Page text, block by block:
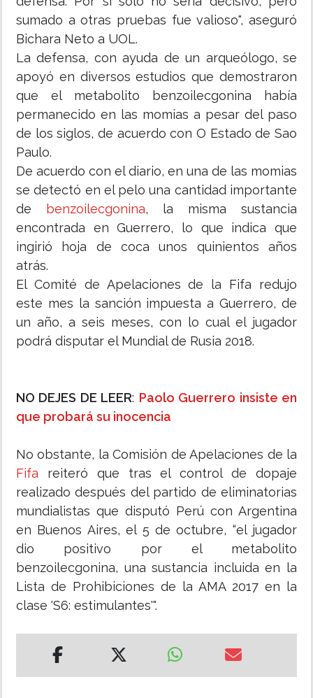
sumado a otras pruebas fue valioso", aseguró
Bichara Neto a UOL.
La defensa, con ayuda de un arqueólogo, se
apoyó en diversos estudios que demostraron
que el metabolito benzoilecgonina había
permanecido en las momias a pesar del paso
de los siglos, de acuerdo con O Estado de Sao
Paulo.
De acuerdo con el diario, en una de las momias
se detectó en el pelo una cantidad importante
de
benzoilecgonina, la misma sustancia
encontrada en Guerrero, lo que indica que
ingirió hoja de coca unos quinientos años
atrás.
El Comité de Apelaciones de la Fifa redujo
este mes la sanción impuesta a Guerrero, de
un año, a seis meses, con lo cual el jugador
podrá disputar el Mundial de Rusia 2018.
NO DEJES DE LEER: Paolo Guerrero insiste en
que probará su inocencia
No obstante, la Comisión de Apelaciones de la
Fifa reiteró que tras el control de dopaje
realizado después del partido de eliminatorias
mundialistas que disputó Perú con Argentina
en Buenos Aires, el 5 de octubre, “el jugador
dio positivo por el metabolito
benzoilecgonina, una sustancia incluida en la
Lista de Prohibiciones de la AMA 2017 en la
clase 'S6: estimulantes'".